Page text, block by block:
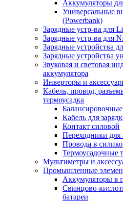
Аккумуляторы
Универсальные
(Powerbank)
Зарядные устр-ва для
Зарядные устр-ва для
Зарядные устройства
Зарядные устройства
Звуковая и световая
аккумулятора
Инверторы и
Кабель, провод,
термоусадка
Кабель для
Контакт силовой
Переходники для
Провода в
Термоусадочные
Мультиметры и
Промышленные
Аккумуляторы в
Свинцово-
батареи